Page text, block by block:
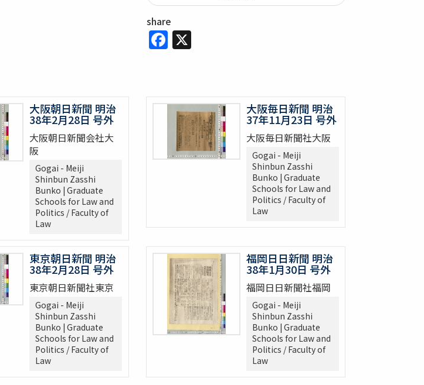
share
Facebook
X
大阪朝日新聞 明治
38年2月28日 号外
大阪朝日新聞会社大
阪
Gogai - Meiji
Shinbun Zasshi
Bunko | Graduate
Schools for Law and
Politics / Faculty of
Law
大阪毎日新聞 明治
37年11月23日 号外
大阪毎日新聞社大阪
Gogai - Meiji
Shinbun Zasshi
Bunko | Graduate
Schools for Law and
Politics / Faculty of
Law
東京朝日新聞 明治
38年2月28日 号外
東京朝日新聞社東京
Gogai - Meiji
Shinbun Zasshi
Bunko | Graduate
Schools for Law and
Politics / Faculty of
Law
福岡日日新聞 明治
38年1月30日 号外
福岡日日新聞社福岡
Gogai - Meiji
Shinbun Zasshi
Bunko | Graduate
Schools for Law and
Politics / Faculty of
Law